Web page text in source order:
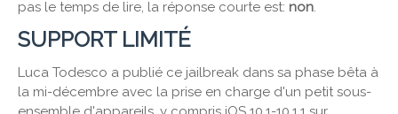
pas le temps de lire, la réponse courte est: non
SUPPORT LIMITÉ
Luca Todesco a publié ce jailbreak dans sa phase bêta à
la mi-décembre avec la prise en charge d'un petit sous-